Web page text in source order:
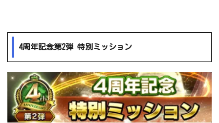
4周年記念第2弾 特別ミッション